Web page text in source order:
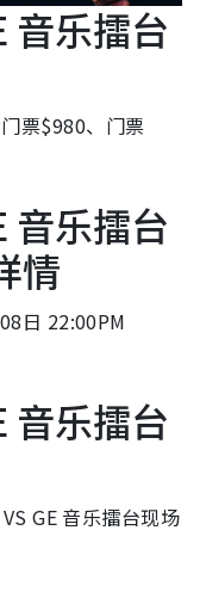
音乐擂台
票$980、门票
音乐擂台
情
日 22:00PM
音乐擂台
GE 音乐擂台现场